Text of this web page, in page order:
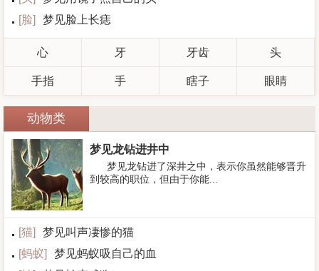
[脸] 梦见脸上长痣
心 牙 牙齿 头
手指 手 瞎子 眼睛
动物类
梦见龙钻进井中
梦见龙钻进了深井之中，表示你虽然能够晋升
到较高的职位，但由于你能...
[猫]
梦见叫声凄惨的猫
[蚂蚁]
梦见蚂蚁吸自己的血